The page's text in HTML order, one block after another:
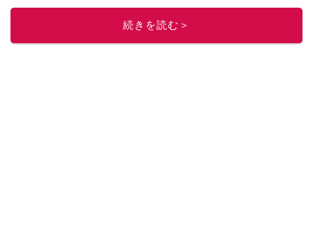
このイチオシストの他の記事を読む
続きを読む＞